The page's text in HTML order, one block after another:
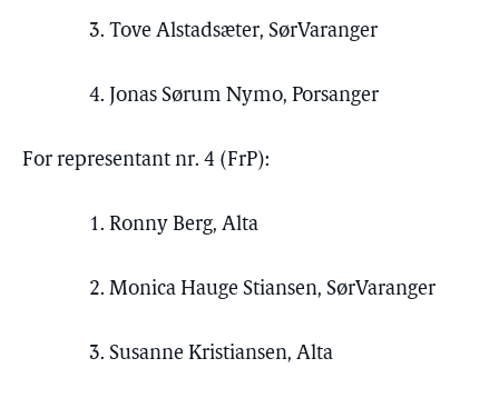
3. Tove Alstadsæter, SørVaranger
4. Jonas Sørum Nymo, Porsanger
For representant nr. 4 (FrP):
1. Ronny Berg, Alta
2. Monica Hauge Stiansen, SørVaranger
3. Susanne Kristiansen, Alta